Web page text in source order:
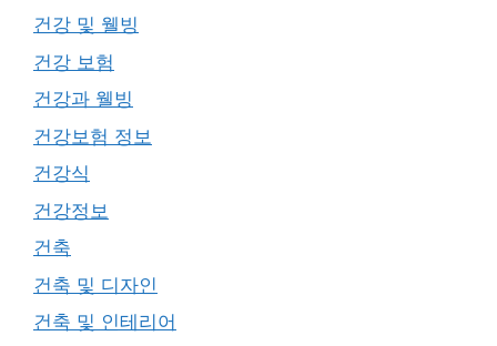
건강 및 웰빙
건강 보험
건강과 웰빙
건강보험 정보
건강식
건강정보
건축
건축 및 디자인
건축 및 인테리어